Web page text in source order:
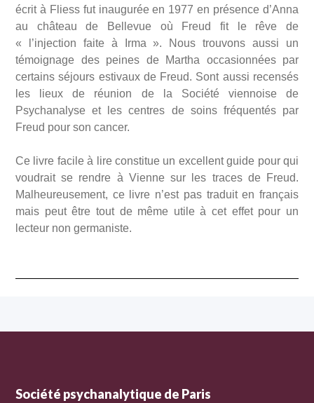
écrit à Fliess fut inaugurée en 1977 en présence d’Anna
au château de Bellevue où Freud fit le rêve de
« l’injection faite à Irma ». Nous trouvons aussi un
témoignage des peines de Martha occasionnées par
certains séjours estivaux de Freud. Sont aussi recensés
les lieux de réunion de la Société viennoise de
Psychanalyse et les centres de soins fréquentés par
Freud pour son cancer.
Ce livre facile à lire constitue un excellent guide pour qui
voudrait se rendre à Vienne sur les traces de Freud.
Malheureusement, ce livre n’est pas traduit en français
mais peut être tout de même utile à cet effet pour un
lecteur non germaniste.
Société psychanalytique de Paris